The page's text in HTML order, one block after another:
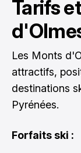
Tarifs
Les Monts
attractifs,
destinations
Pyrénées.
Forfaits ski :